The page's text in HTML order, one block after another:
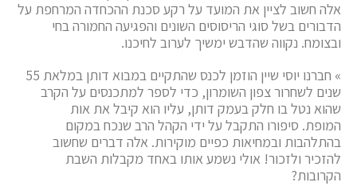
אלה חשוב לציין את המועד על רקע סכנת ההכחדה המרחפת על
הדבורים בשל סוגי הריסוסים השונים והפגיעה החמורה בחי
ובצומח. נקווה שהדבש ימשיך לערוב לחיכנו.
» חברנו יוסי שיין הוזמן לכנס שהתקיים במבוא דותן במלאת 55
שנים לשחרור צפון השומרון, כדי לספר למתכנסים על הקרב
שהוא נטל בו חלק בעמק דותן, עליו הוא קיבל את אות
המופת. סיפורו התקבל על ידי הקהל הרב שנכח במקום
בהתלהבות ובמחיאות כפיים מוקירות. אלה דברים שחשוב
להזכיר ולזכור! אולי נשמע אותו באחד מקבלות השבת
הקרובות?